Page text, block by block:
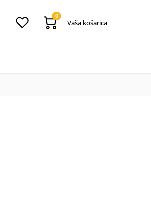
0
Vaša košarica